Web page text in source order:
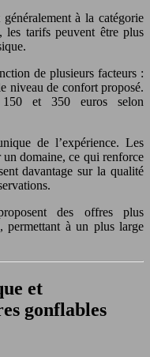
à la catégorie
les tarifs peuvent être plus
de plusieurs facteurs :
niveau de confort proposé.
et 350 euros selon
de l’expérience. Les
un domaine, ce qui renforce
davantage sur la qualité
des offres plus
permettant à un plus large
et
gonflables